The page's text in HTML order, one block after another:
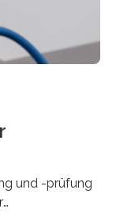
und -prüfung